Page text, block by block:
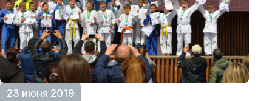
23 июня 2019